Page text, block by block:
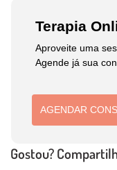
Terapia
Aproveite uma
Agende já sua
AGENDAR
Gostou?